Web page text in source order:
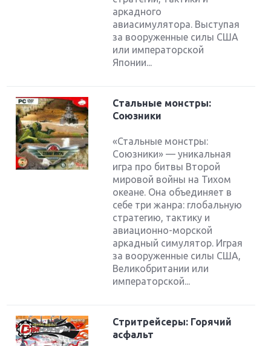
аркадного
авиасимулятора. Выступая
за вооруженные силы США
или императорской
Японии...
Стальные монстры:
Союзники
«Стальные монстры:
Союзники» — уникальная
игра про битвы Второй
мировой войны на Тихом
океане. Она объединяет в
себе три жанра: глобальную
стратегию, тактику и
авиационно-морской
аркадный симулятор. Играя
за вооруженные силы США,
Великобритании или
императорской...
Стритрейсеры: Горячий
асфальт